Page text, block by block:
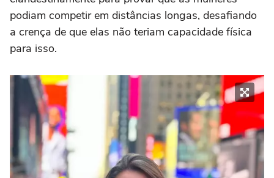
podiam competir em distâncias longas, desafiando
a crença de que elas não teriam capacidade física
para isso.